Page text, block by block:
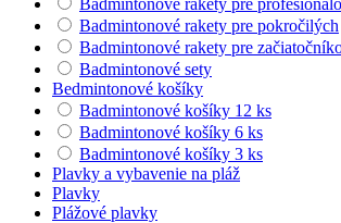
Badmintonové rakety pre
Badmintonové rakety pre pokročilých
Badmintonové rakety pre
Badmintonové sety
Bedmintonové košíky
Badmintonové košíky 12 ks
Badmintonové košíky 6 ks
Badmintonové košíky 3 ks
Plavky a vybavenie na pláž
Plavky
Plážové plavky